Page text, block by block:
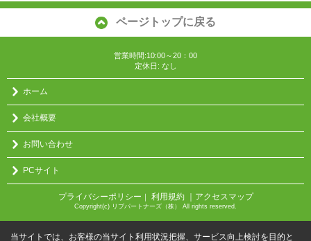
ページトップに戻る
営業時間:10:00～20：00
定休日: なし
ホーム
会社概要
お問い合わせ
PCサイト
プライバシーポリシー ｜ 利用規約 ｜アクセスマップ
Copyright(c) リブパートナーズ（株） All rights reserved.
当サイトでは、お客様の当サイト利用状況把握、サービス向上検討を目的と